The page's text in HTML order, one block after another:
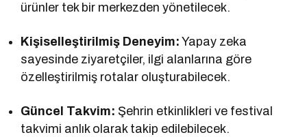
ürünler tek bir merkezden yönetilecek.
Kişiselleştirilmiş Deneyim: Yapay zeka
sayesinde ziyaretçiler, ilgi alanlarına göre
özelleştirilmiş rotalar oluşturabilecek.
Güncel Takvim: Şehrin etkinlikleri ve festival
takvimi anlık olarak takip edilebilecek.